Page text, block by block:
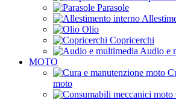
Parasole
Olio
Copricerchi
Audio e
MOTO
moto